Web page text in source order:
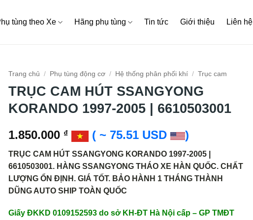
tùng theo Xe Hãng phụ tùng Tin tức Giới thiệu Liên hệ
Trang chủ / Phụ tùng động cơ / Hệ thống phân phối khí / Trục cam
TRỤC CAM HÚT SSANGYONG
KORANDO 1997-2005 | 6610503001
1.850.000 ₫ ( ~ 75.51 USD )
TRỤC CAM HÚT SSANGYONG KORANDO 1997-2005 |
6610503001. HÀNG SSANGYONG THÁO XE HÀN QUỐC. CHẤT
LƯỢNG ỔN ĐỊNH. GIÁ TỐT. BẢO HÀNH 1 THÁNG THÀNH
DŨNG AUTO SHIP TOÀN QUỐC
Giấy ĐKKD 0109152593 do sở KH-ĐT Hà Nội cấp – GP TMĐT